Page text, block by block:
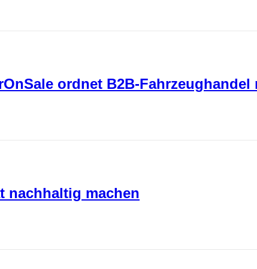
ordnet B2B-Fahrzeughandel
nachhaltig machen